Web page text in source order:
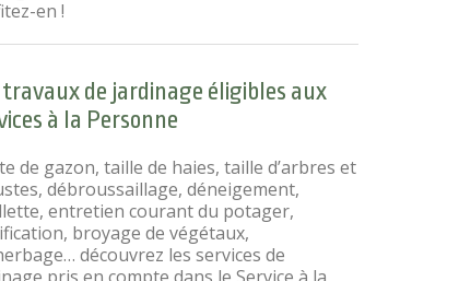
en !
travaux de jardinage éligibles aux
à la Personne
de gazon, taille de haies, taille d’arbres et
débroussaillage, déneigement,
entretien courant du potager,
broyage de végétaux,
découvrez les services de